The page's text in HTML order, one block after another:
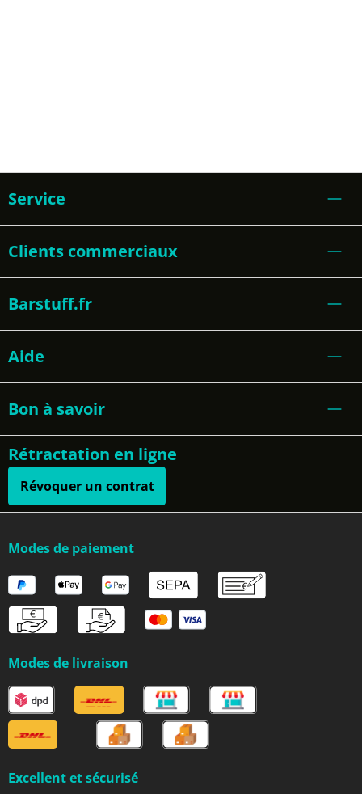
Service
Clients commerciaux
Barstuff.fr
Aide
Bon à savoir
Rétractation en ligne
Révoquer un contrat
Modes de paiement
Modes de livraison
Excellent et sécurisé